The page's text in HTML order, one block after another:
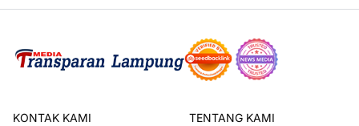
KONTAK KAMI TENTANG KAMI